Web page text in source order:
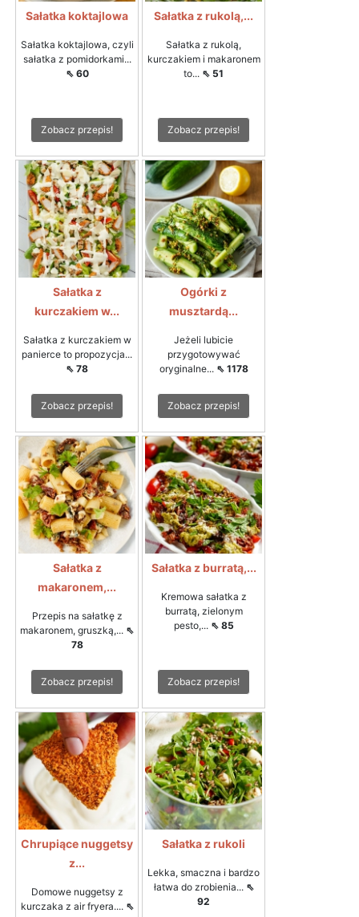
Sałatka koktajlowa
Sałatka koktajlowa, czyli
sałatka z pomidorkami...
⇖ 60
Zobacz przepis!
Sałatka z rukolą,...
Sałatka z rukolą,
kurczakiem i makaronem
to... ⇖ 51
Zobacz przepis!
Sałatka z
kurczakiem w...
Sałatka z kurczakiem w
panierce to propozycja...
⇖ 78
Zobacz przepis!
Ogórki z
musztardą...
Jeżeli lubicie
przygotowywać
oryginalne... ⇖ 1178
Zobacz przepis!
Sałatka z
makaronem,...
Przepis na sałatkę z
makaronem, gruszką,... ⇖
78
Zobacz przepis!
Sałatka z burratą,...
Kremowa sałatka z
burratą, zielonym
pesto,... ⇖ 85
Zobacz przepis!
Chrupiące nuggetsy
z...
Domowe nuggetsy z
kurczaka z air fryera.... ⇖
Sałatka z rukoli
Lekka, smaczna i bardzo
łatwa do zrobienia... ⇖
92